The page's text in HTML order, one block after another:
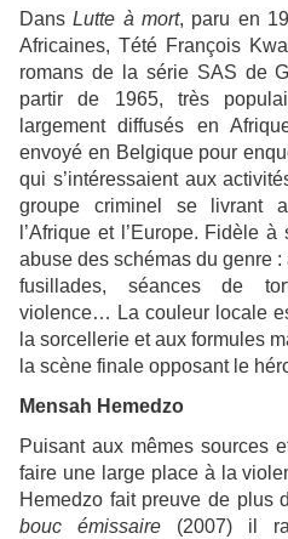
DansLutte à mort, paru en
Africaines, Tété François
romans de la série SAS de
partir de 1965, très
largement diffusés en
envoyé en Belgique pour
qui s’intéressaient aux
groupe criminel se livrant
l’Afrique et l’Europe. Fidèle
abuse des schémas du genre
fusillades, séances de
violence… La couleur locale
la sorcellerie et aux formules
la scène finale opposant le
Mensah Hemedzo
Puisant aux mêmes sources
faire une large place à la
Hemedzo fait preuve de plus
bouc émissaire (2007) il